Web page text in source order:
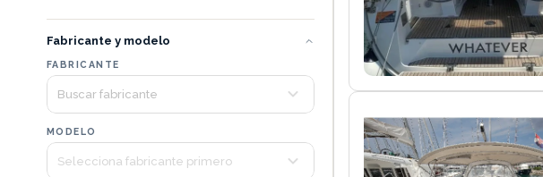
Fabricante y modelo
FABRICANTE
MODELO